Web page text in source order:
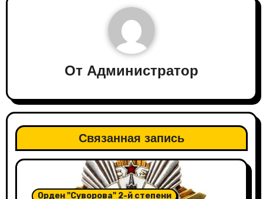
От Администратор
Связанная запись
Орден "Суворова" 2-й степени